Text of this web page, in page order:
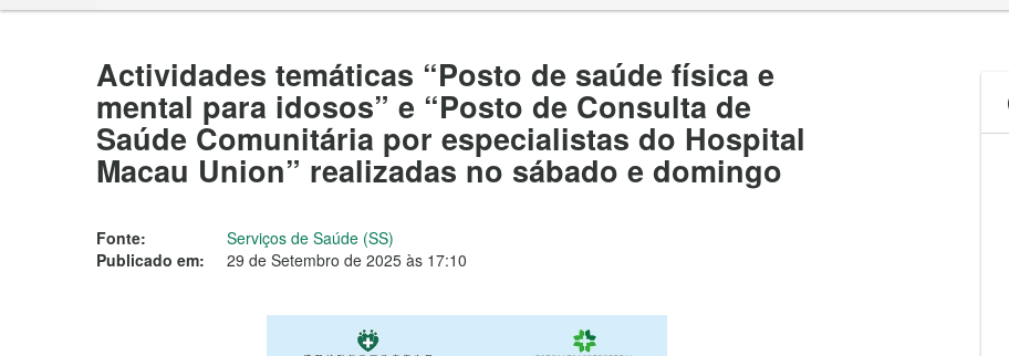
Actividades temáticas “Posto de saúde física e
mental para idosos” e “Posto de Consulta de
Saúde Comunitária por especialistas do Hospital
Macau Union” realizadas no sábado e domingo
Fonte:
Serviços de Saúde (SS)
Publicado em:
29 de Setembro de 2025 às 17:10